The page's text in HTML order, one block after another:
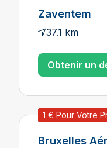
Zaventem
37.1 km
Obtenir un
1 € Pour Votre
Bruxelles